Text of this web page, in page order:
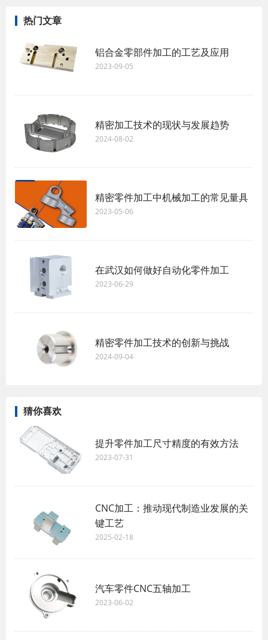
热门文章
铝合金零部件加工的工艺及应用
2023-09-05
精密加工技术的现状与发展趋势
2024-08-02
精密零件加工中机械加工的常见量具
2023-05-06
在武汉如何做好自动化零件加工
2023-06-29
精密零件加工技术的创新与挑战
2024-09-04
猜你喜欢
提升零件加工尺寸精度的有效方法
2023-07-31
CNC加工：推动现代制造业发展的关
键工艺
2025-02-18
汽车零件CNC五轴加工
2023-06-02